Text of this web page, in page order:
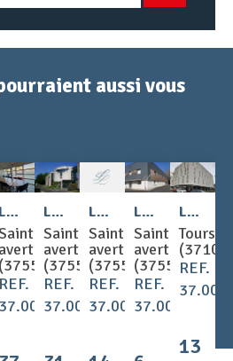
aussi vous
Location - BUREAUX 270 m
avertin
(37550)
REF.
37.001581
Location - BUREAUX 241 m
Saint
avertin
(37550)
REF.
37.001627
Location - BUREAUX 135 m
Saint
avertin
(37550)
REF.
37.001654
Location - BUREAUX 50.14 m
Saint
avertin
(37550)
REF.
37.001599
Location - BUREAUX 89.78 m
Tours
(37100)
REF.
13